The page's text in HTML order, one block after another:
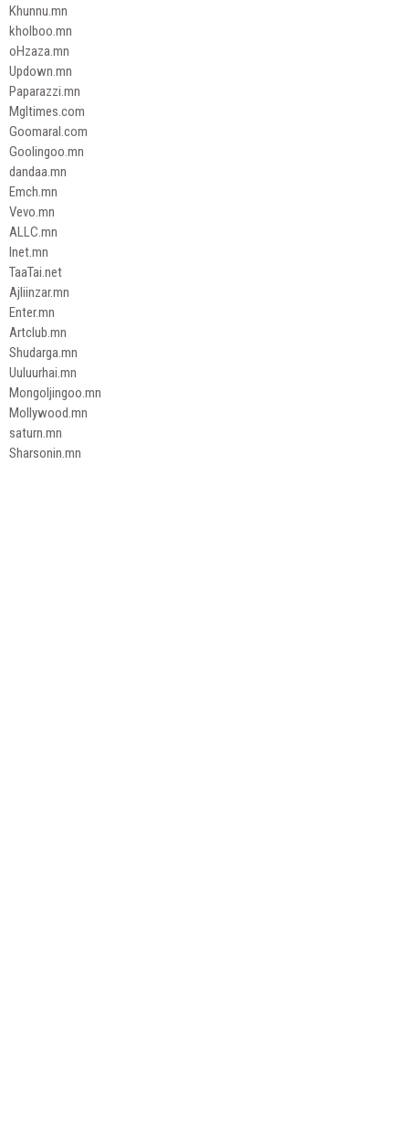
Khunnu.mn
kholboo.mn
oHzaza.mn
Updown.mn
Paparazzi.mn
Mgltimes.com
Goomaral.com
Goolingoo.mn
dandaa.mn
Emch.mn
Vevo.mn
ALLC.mn
Inet.mn
TaaTai.net
Ajliinzar.mn
Enter.mn
Artclub.mn
Shudarga.mn
Uuluurhai.mn
Mongoljingoo.mn
Mollywood.mn
saturn.mn
Sharsonin.mn